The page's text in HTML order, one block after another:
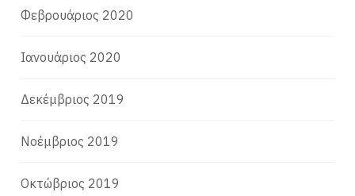
Φεβρουάριος 2020
Ιανουάριος 2020
Δεκέμβριος 2019
Νοέμβριος 2019
Οκτώβριος 2019